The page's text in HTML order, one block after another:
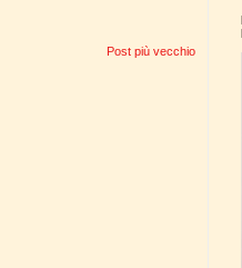
Post più vecchio